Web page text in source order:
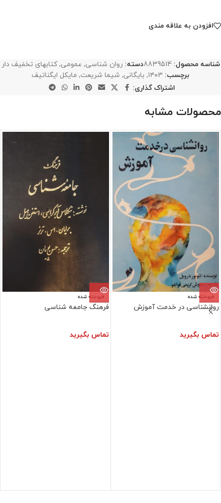
افزودن به علاقه مندی
شناسه محصول:8839514دسته: روان شناسی, عمومی, کتابهای تخفیف دار
برچسب: ۱۴۰۳, بایگانی, شیما شریعت, مایکل ایگناتیف
اشتراک گذاری:
محصولات مشابه
فروخته شده
روانشناسی در خدمت آموزش
تماس بگیرید
فروخته شده
فرهنگ جامعه شناسی
تماس بگیرید